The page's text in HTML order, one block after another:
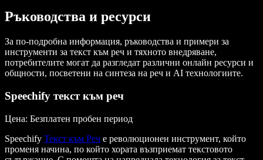
Ръководства и ресурси
За по-подробна информация, ръководства и примери за
инструменти за текст към реч и тяхното внедряване,
потребителите могат да разгледат различни онлайн ресурси и
общности, посветени на синтеза на реч и AI технологиите.
Speechify текст към реч
Цена: Безплатен пробен период
Speechify Текст към Реч е революционен инструмент, който
променя начина, по който хората възприемат текстовото